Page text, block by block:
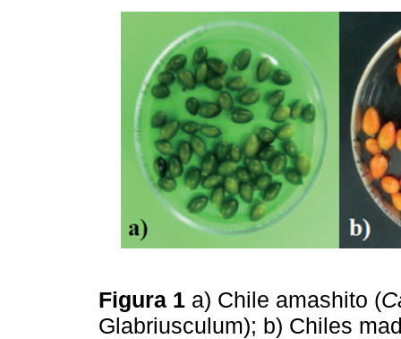
Figura 1 a) Chile amashito (
Glabriusculum); b) Chiles